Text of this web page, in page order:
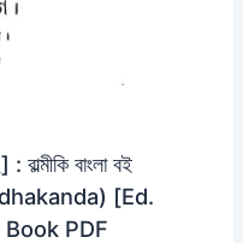
বাংলা বই
[Ed.
PDF